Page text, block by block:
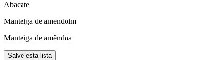
Abacate
Manteiga de amendoim
Manteiga de amêndoa
Salve esta lista